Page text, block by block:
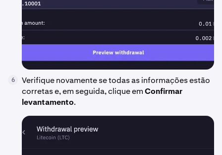
6
Verifique novamente se todas as informações estão
corretas e, em seguida, clique emConfirmar
levantamento.